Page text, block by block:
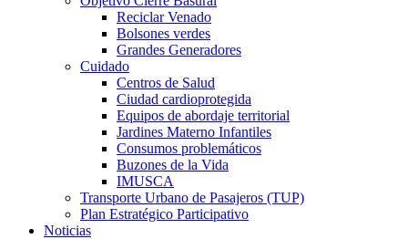
Reciclar Venado
Bolsones verdes
Grandes Generadores
Cuidado
Centros de Salud
Ciudad cardioprotegida
Equipos de abordaje territorial
Jardines Materno Infantiles
Consumos problemáticos
Buzones de la Vida
IMUSCA
Transporte Urbano de Pasajeros (TUP)
Plan Estratégico Participativo
Noticias